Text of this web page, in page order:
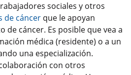
sociales y otros
de cáncer que le apoyan
cáncer. Es posible que vea a
médica (residente) o a un
una especialización.
con otros